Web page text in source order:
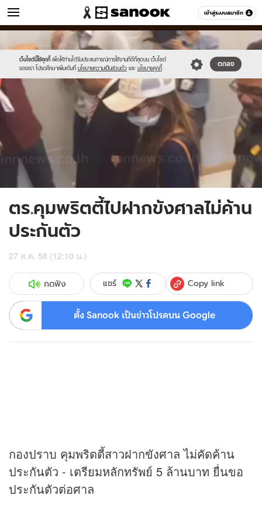
เข้าสู่ระบบสมาชิก
ข่าว หมวดอื่นๆ
เว็บไซต์นี้ใช้คุกกี้ เพื่อให้ท่านได้รับประสบการณ์การใช้งานที่ดีที่สุดบน เว็บไซต์
ของเรา โปรดศึกษาเพิ่มเติมที่ นโยบายความเป็นส่วนตัว และ นโยบายคุกกี้
ตกลง
//s.isanook.com/sr/0/images/logo-
new-
sanook.png
//s.isanook.com/ns/0/ud/371/1855194/641914-
02.jpg
ตร.คุมพริตตี้ไปฝากขังศาลไม่ค้าน
ประกันตัว
27 ส.ค. 58 (12:10 น.)
กดฟัง แชร์ Copy link
ตั้ง Sanook เป็นข่าวโปรดบน Google
กองปราบ คุมพริตตี้สาวฝากขังศาล ไม่คัดค้าน
ประกันตัว - เตรียมหลักทรัพย์ 5 ล้านบาท ยื่นขอ
ประกันตัวต่อศาล